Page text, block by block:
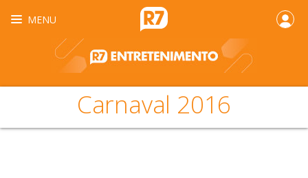
MENU
Carnaval 2016